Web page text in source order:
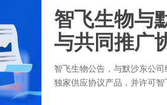
智飞生物与
与共同推广
智飞生物公告，与默沙东公
独家供应协议产品，并许可